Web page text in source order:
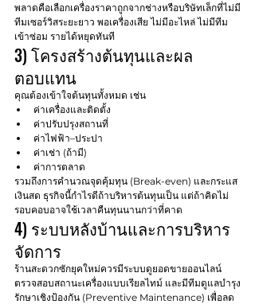
พลาดคือเลือกเครื่องราคาถูกจากช่างหรือบริษัทเล็กที่ไม่มี
ทีมเซอร์วิสระยะยาว พอเครื่องเสีย ไม่มีอะไหล่ ไม่มีทีม
เข้าซ่อม รายได้หยุดทันที
3) โครงสร้างต้นทุนและผล
ตอบแทน
คุณต้องเข้าใจต้นทุนทั้งหมด เช่น
ค่าเครื่องและติดตั้ง
ค่าปรับปรุงสถานที่
ค่าไฟฟ้า–ประปา
ค่าเช่า (ถ้ามี)
ค่าการตลาด
รวมถึงการคำนวณจุดคุ้มทุน (Break-even) และกระแส
เงินสด ธุรกิจนี้กำไรดีถ้าบริหารต้นทุนเป็น แต่ถ้าคิดไม่
รอบคอบอาจใช้เวลาคืนทุนนานกว่าที่คาด
4) ระบบหลังบ้านและการบริหาร
จัดการ
ร้านสะดวกซักยุคใหม่ควรมีระบบดูยอดขายออนไลน์
ตรวจสอบสถานะเครื่องแบบเรียลไทม์ และมีทีมดูแลบำรุง
รักษาเชิงป้องกัน (Preventive Maintenance) เพื่อลด